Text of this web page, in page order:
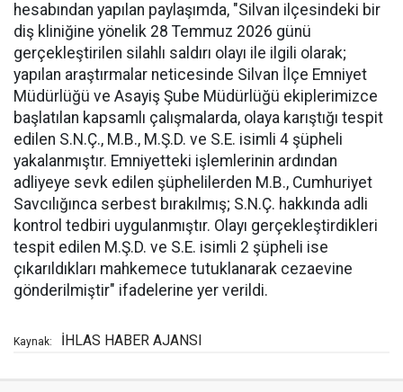
hesabından yapılan paylaşımda, "Silvan ilçesindeki bir
diş kliniğine yönelik 28 Temmuz 2026 günü
gerçekleştirilen silahlı saldırı olayı ile ilgili olarak;
yapılan araştırmalar neticesinde Silvan İlçe Emniyet
Müdürlüğü ve Asayiş Şube Müdürlüğü ekiplerimizce
başlatılan kapsamlı çalışmalarda, olaya karıştığı tespit
edilen S.N.Ç., M.B., M.Ş.D. ve S.E. isimli 4 şüpheli
yakalanmıştır. Emniyetteki işlemlerinin ardından
adliyeye sevk edilen şüphelilerden M.B., Cumhuriyet
Savcılığınca serbest bırakılmış; S.N.Ç. hakkında adli
kontrol tedbiri uygulanmıştır. Olayı gerçekleştirdikleri
tespit edilen M.Ş.D. ve S.E. isimli 2 şüpheli ise
çıkarıldıkları mahkemece tutuklanarak cezaevine
gönderilmiştir" ifadelerine yer verildi.
Kaynak: İHLAS HABER AJANSI